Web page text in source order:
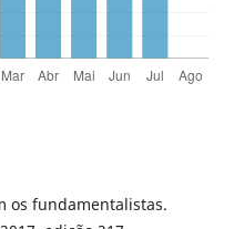
os fundamentalistas.